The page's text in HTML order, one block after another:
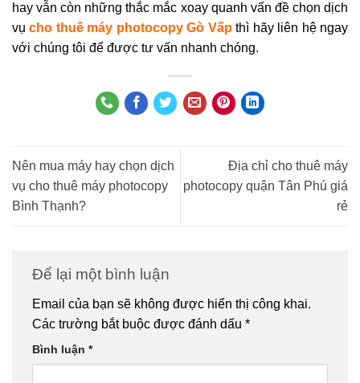
hay vẫn còn những thắc mắc xoay quanh vấn đề chọn dịch
vụcho thuê máy photocopy Gò Vấpthì hãy liên hệ ngay
với chúng tôi để được tư vấn nhanh chóng.
Nên mua máy hay chọn dịch
vụ cho thuê máy photocopy
Bình Thạnh?
Địa chỉ cho thuê máy
photocopy quận Tân Phú giá
rẻ
Để lại một bình luận
Email của bạn sẽ không được hiển thị công khai.
Các trường bắt buộc được đánh dấu *
Bình luận *